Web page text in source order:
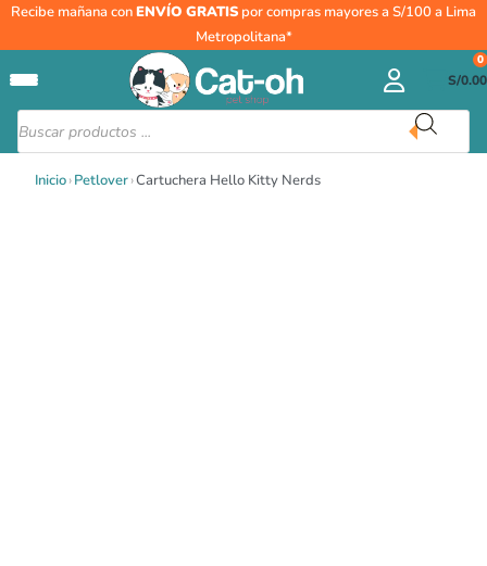
Recibe mañana conENVÍO GRATIS por compras mayores a S/100 a Lima
Metropolitana*
Búsqueda
de
productos
S/0.00
0
Inicio›Petlover›Cartuchera Hello Kitty Nerds
Cartuchera
Nerds
cantidad